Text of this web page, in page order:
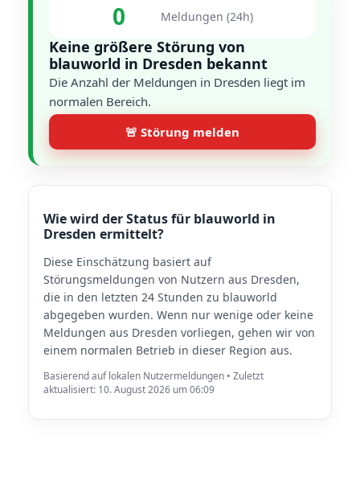
0 Meldungen (24h)
Keine größere Störung von
blauworld in Dresden bekannt
Die Anzahl der Meldungen in Dresden liegt im
normalen Bereich.
🚨 Störung melden
Wie wird der Status für blauworld in
Dresden ermittelt?
Diese Einschätzung basiert auf
Störungsmeldungen von Nutzern aus Dresden,
die in den letzten 24 Stunden zu blauworld
abgegeben wurden. Wenn nur wenige oder keine
Meldungen aus Dresden vorliegen, gehen wir von
einem normalen Betrieb in dieser Region aus.
Basierend auf lokalen Nutzermeldungen • Zuletzt
aktualisiert: 10. August 2026 um 06:09